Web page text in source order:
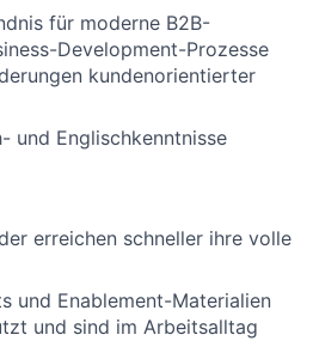
für moderne B2B-
Development-Prozesse
kundenorientierter
und Englischkenntnisse
erreichen schneller ihre volle
und Enablement-Materialien
und sind im Arbeitsalltag